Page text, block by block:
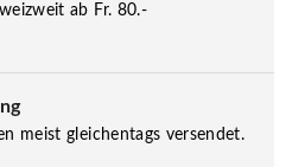
ab Fr. 80.-
meist gleichentags versendet.